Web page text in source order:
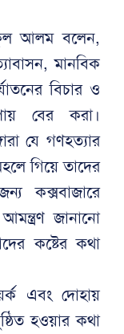
আলম বলেন,
মানবিক
বিচার ও
বের করা।
যে গণহত্যার
গিয়ে তাদের
কক্সবাজারে
জানানো
কষ্টের কথা
এবং দোহায়
হওয়ার কথা